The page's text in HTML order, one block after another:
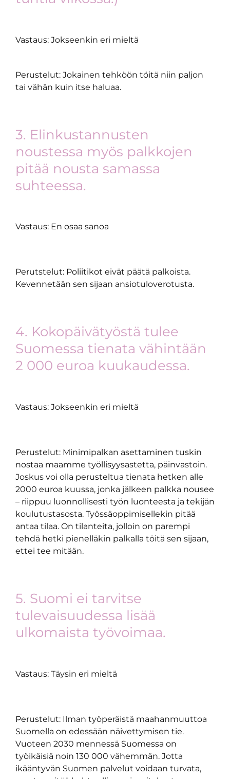
Vastaus: Jokseenkin eri mieltä
Perustelut: Jokainen tehköön töitä niin paljon
tai vähän kuin itse haluaa.
3. Elinkustannusten
noustessa myös palkkojen
pitää nousta samassa
suhteessa.
Vastaus: En osaa sanoa
Perutstelut: Poliitikot eivät päätä palkoista.
Kevennetään sen sijaan ansiotuloverotusta.
4. Kokopäivätyöstä tulee
Suomessa tienata vähintään
2 000 euroa kuukaudessa.
Vastaus: Jokseenkin eri mieltä
Perustelut: Minimipalkan asettaminen tuskin
nostaa maamme työllisyysastetta, päinvastoin.
Joskus voi olla perusteltua tienata hetken alle
2000 euroa kuussa, jonka jälkeen palkka nousee
– riippuu luonnollisesti työn luonteesta ja tekijän
koulutustasosta. Työssäoppimisellekin pitää
antaa tilaa. On tilanteita, jolloin on parempi
tehdä hetki pienelläkin palkalla töitä sen sijaan,
ettei tee mitään.
5. Suomi ei tarvitse
tulevaisuudessa lisää
ulkomaista työvoimaa.
Vastaus: Täysin eri mieltä
Perustelut: Ilman työperäistä maahanmuuttoa
Suomella on edessään näivettymisen tie.
Vuoteen 2030 mennessä Suomessa on
työikäisiä noin 130 000 vähemmän. Jotta
ikääntyvän Suomen palvelut voidaan turvata,